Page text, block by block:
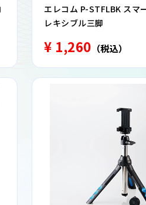
エレコム P-STFLBK スマ
レキシブル三脚
¥ 1,260 （税込）